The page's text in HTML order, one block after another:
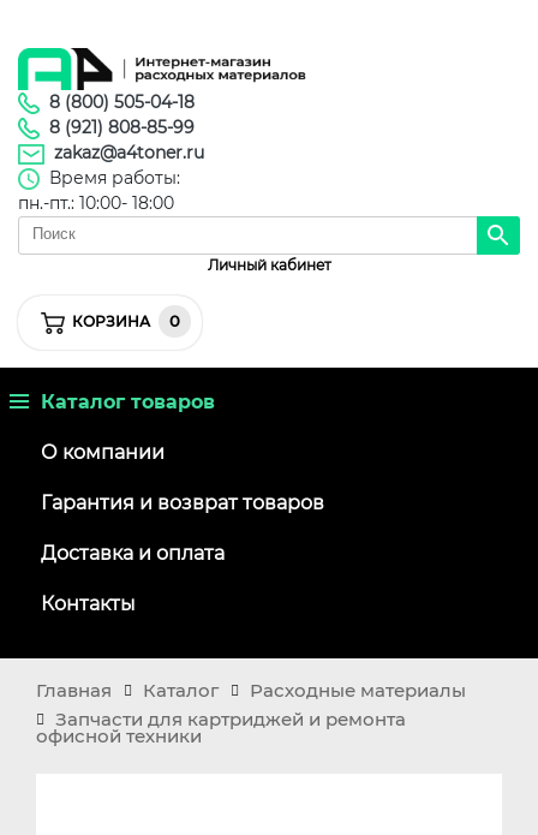
8 (800) 505-04-18
8 (921) 808-85-99
zakaz@a4toner.ru
Время работы:
пн.-пт.: 10:00- 18:00
Личный кабинет
КОРЗИНА 0
Каталог товаров
О компании
Гарантия и возврат товаров
Доставка и оплата
Контакты
Главная Каталог
Расходные материалы
Запчасти для картриджей и ремонта
офисной техники